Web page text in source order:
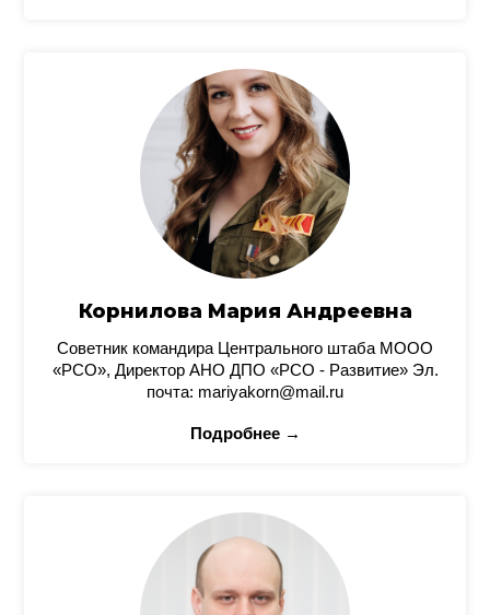
Корнилова Мария Андреевна
Советник командира Центрального штаба МООО
«РСО», Директор АНО ДПО «РСО - Развитие» Эл.
почта: mariyakorn@mail.ru
Подробнее →